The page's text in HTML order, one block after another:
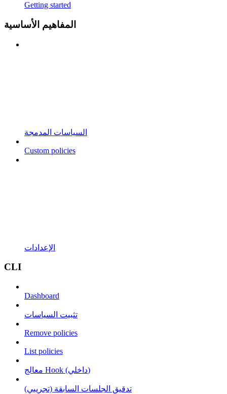
Getting started
المفاهيم الأساسية
السياسات المدمجة
Custom policies
الإعدادات
CLI
Dashboard
تثبيت السياسات
Remove policies
List policies
معالج Hook (داخلي)
تدقيق الجلسات السابقة (تجريبي)